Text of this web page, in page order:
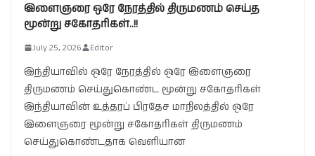
இளைஞரை ஒரே நேரத்தில் திருமணம் செய்த
மூன்று சகோதரிகள்..!!
July 25, 2026 Editor
இந்தியாவில் ஒரே நேரத்தில் ஒரே இளைஞரை
திருமணம் செய்துகொண்ட மூன்று சகோதரிகள்
இந்தியாவின் உத்தரப் பிரதேச மாநிலத்தில் ஒரே
இளைஞரை மூன்று சகோதரிகள் திருமணம்
செய்துகொண்டதாக வெளியான